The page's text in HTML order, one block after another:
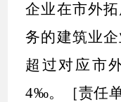
企业在市外
务的建筑业
超过对应市
4‰。［责任